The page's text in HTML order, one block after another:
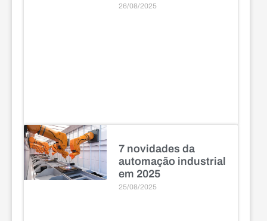
26/08/2025
7 novidades da
automação industrial
em 2025
25/08/2025